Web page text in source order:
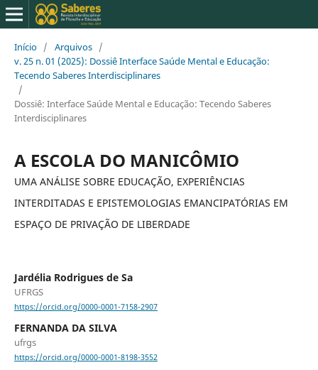
Início / Arquivos /
v. 25 n. 01 (2025): Dossiê Interface Saúde Mental e Educação:
Tecendo Saberes Interdisciplinares
/
Dossiê: Interface Saúde Mental e Educação: Tecendo Saberes
Interdisciplinares
A ESCOLA DO MANICÔMIO
UMA ANÁLISE SOBRE EDUCAÇÃO, EXPERIÊNCIAS
INTERDITADAS E EPISTEMOLOGIAS EMANCIPATÓRIAS EM
ESPAÇO DE PRIVAÇÃO DE LIBERDADE
Jardélia Rodrigues de Sa
UFRGS
https://orcid.org/0000-0001-7158-2907
FERNANDA DA SILVA
ufrgs
https://orcid.org/0000-0001-8198-3552